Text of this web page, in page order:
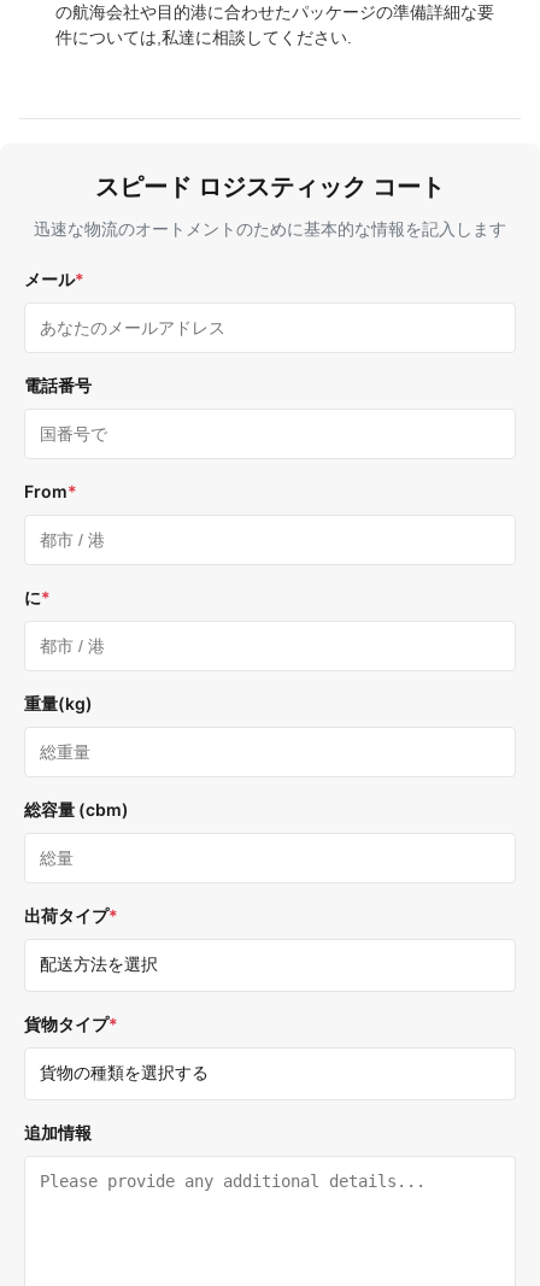
の航海会社や目的港に合わせたパッケージの準備詳細な要
件については,私達に相談してください.
スピード ロジスティック コート
迅速な物流のオートメントのために基本的な情報を記入します
メール*
電話番号
From*
に*
重量(kg)
総容量 (cbm)
出荷タイプ*
貨物タイプ*
追加情報